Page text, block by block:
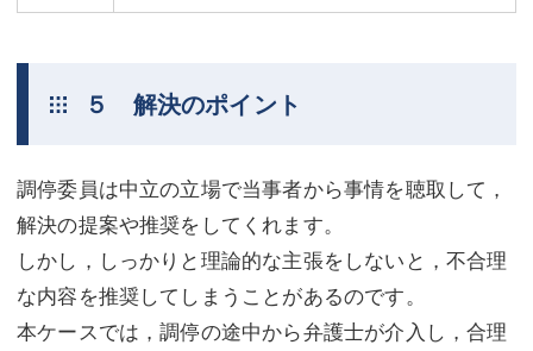
５ 解決のポイント
調停委員は中立の立場で当事者から事情を聴取して，
解決の提案や推奨をしてくれます。
しかし，しっかりと理論的な主張をしないと，不合理
な内容を推奨してしまうことがあるのです。
本ケースでは，調停の途中から弁護士が介入し，合理